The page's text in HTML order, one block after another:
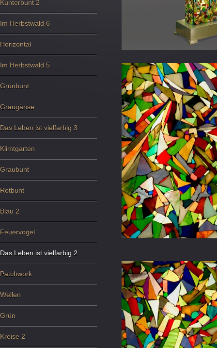
Kunterbunt 2
Im Herbstwald 6
Horizontal
Im Herbstwald 5
Grünbunt
Graugänse
Das Leben ist vielfarbig 3
Klimtgarten
Graubunt
Rotbunt
Blau 2
Feuervogel
Das Leben ist vielfarbig 2
Patchwork
Wellen
Grün
Kreise 2